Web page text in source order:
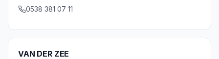
0538 381 07 11
VAN DER ZEE